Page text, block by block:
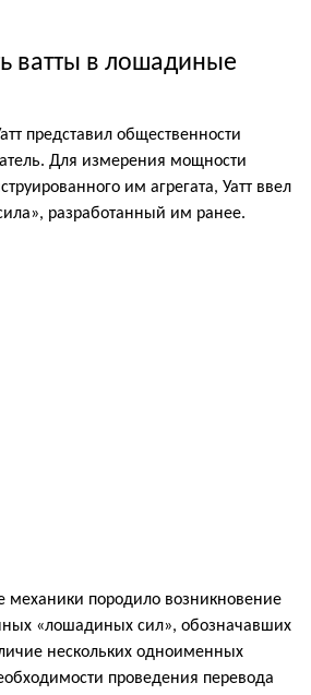
ватты в лошадиные
представил общественности
Для измерения мощности
им агрегата, Уатт ввел
разработанный им ранее.
механики породило возникновение
«лошадиных сил», обозначавших
нескольких одноименных
проведения перевода